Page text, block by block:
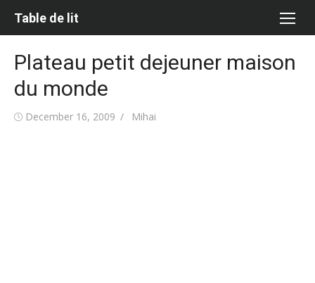
Table de lit
Plateau petit dejeuner maison
du monde
Posted
December 16, 2009 Author
Mihai